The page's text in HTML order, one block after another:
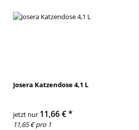
Josera Katzendose 4,1 L
jetzt nur 11,66 €*
11,65 € pro 1